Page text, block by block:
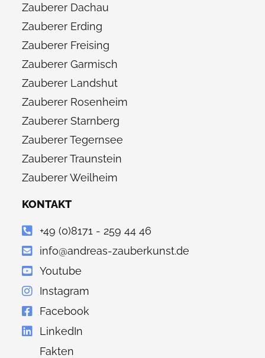
Zauberer Dachau
Zauberer Erding
Zauberer Freising
Zauberer Garmisch
Zauberer Landshut
Zauberer Rosenheim
Zauberer Starnberg
Zauberer Tegernsee
Zauberer Traunstein
Zauberer Weilheim
KONTAKT
+49 (0)8171 - 259 44 46
info@andreas-zauberkunst.de
Youtube
Instagram
Facebook
LinkedIn
Fakten